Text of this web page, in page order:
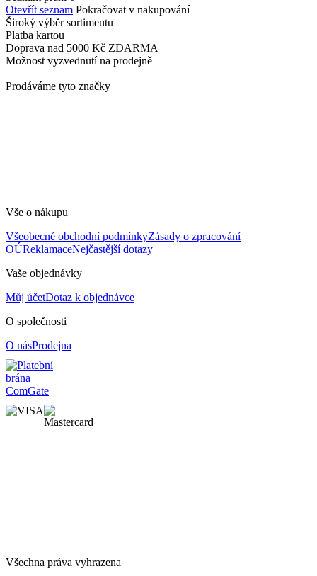
Otevřít seznam Pokračovat v nakupování
Široký výběrsortimentu
Platba kartou
Doprava nad 5000 Kč ZDARMA
Možnost vyzvednutína prodejně
Prodáváme tyto značky
Vše o nákupu
Všeobecné obchodní podmínkyZásady o zpracování
OÚReklamaceNejčastější dotazy
Vaše objednávky
Můj účetDotaz k objednávce
O společnosti
O násProdejna
Všechna práva vyhrazena